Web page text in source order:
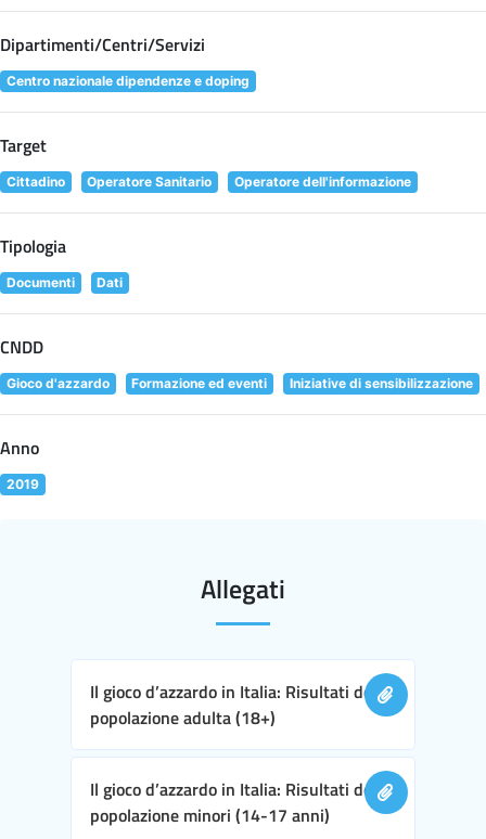
Dipartimenti/Centri/Servizi
Centro nazionale dipendenze e doping
Target
Cittadino Operatore Sanitario Operatore dell'informazione
Tipologia
Documenti Dati
CNDD
Gioco d'azzardo Formazione ed eventi Iniziative di sensibilizzazione
Anno
2019
Allegati
Il gioco d’azzardo in Italia: Risultati della
popolazione adulta (18+)
Il gioco d’azzardo in Italia: Risultati della
popolazione minori (14-17 anni)